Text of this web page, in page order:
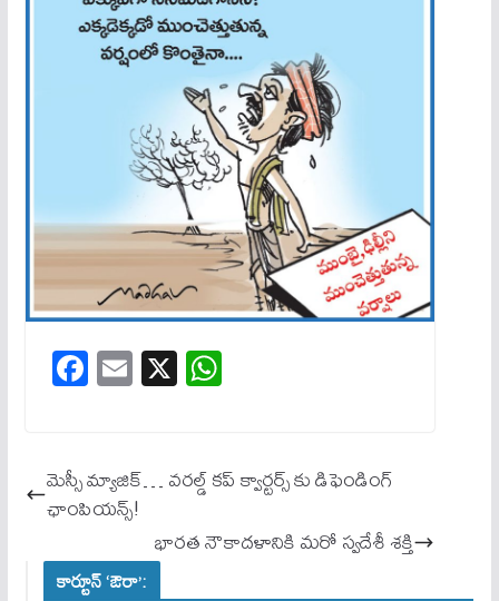
Fa
ce
ok
E
m
X W
ha
A
pp
మెస్సీ మ్యాజిక్… వరల్డ్ కప్ క్వార్టర్స్ కు డిఫెండింగ్
ఛాంపియన్స్!
భారత నౌకాదళానికి మరో స్వదేశీ శక్తి
కార్టూన్ ‘ఔరా’: